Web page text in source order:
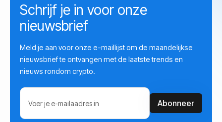
Schrijf je in voor onze
nieuwsbrief
Meld je aan voor onze e-maillijst om de maandelijkse
nieuwsbrief te ontvangen met de laatste trends en
nieuws rondom crypto.